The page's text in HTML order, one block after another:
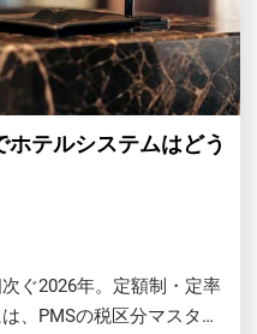
ホテルシステムはどう
ぐ2026年。定額制・定率
、PMSの税区分マスタ整